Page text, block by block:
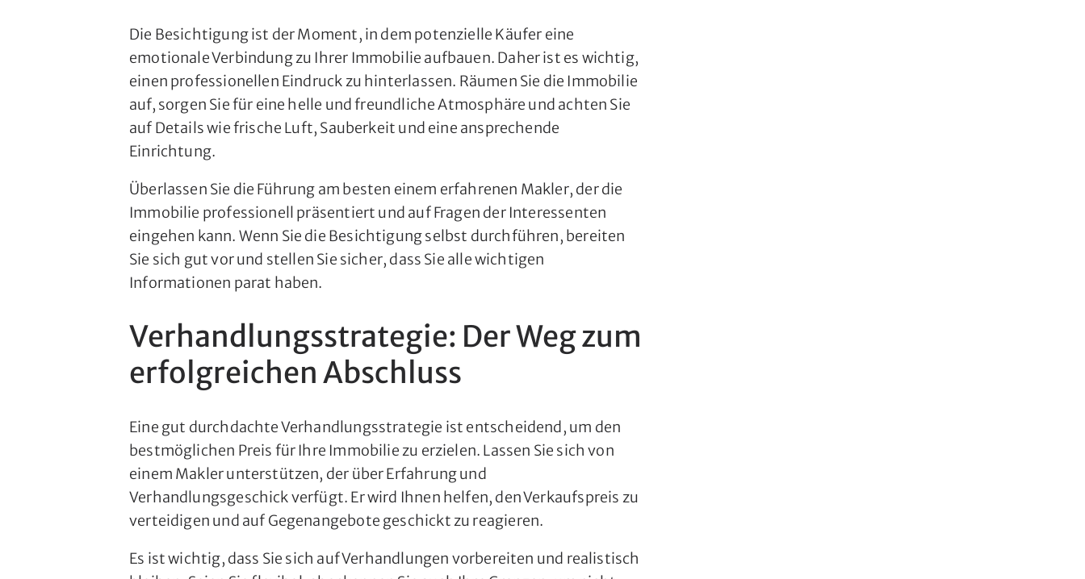
Die Besichtigung ist der Moment, in dem potenzielle Käufer eine
emotionale Verbindung zu Ihrer Immobilie aufbauen. Daher ist es wichtig,
einen professionellen Eindruck zu hinterlassen. Räumen Sie die Immobilie
auf, sorgen Sie für eine helle und freundliche Atmosphäre und achten Sie
auf Details wie frische Luft, Sauberkeit und eine ansprechende
Einrichtung.
Überlassen Sie die Führung am besten einem erfahrenen Makler, der die
Immobilie professionell präsentiert und auf Fragen der Interessenten
eingehen kann. Wenn Sie die Besichtigung selbst durchführen, bereiten
Sie sich gut vor und stellen Sie sicher, dass Sie alle wichtigen
Informationen parat haben.
Verhandlungsstrategie: Der Weg zum
erfolgreichen Abschluss
Eine gut durchdachte Verhandlungsstrategie ist entscheidend, um den
bestmöglichen Preis für Ihre Immobilie zu erzielen. Lassen Sie sich von
einem Makler unterstützen, der über Erfahrung und
Verhandlungsgeschick verfügt. Er wird Ihnen helfen, den Verkaufspreis zu
verteidigen und auf Gegenangebote geschickt zu reagieren.
Es ist wichtig, dass Sie sich auf Verhandlungen vorbereiten und realistisch